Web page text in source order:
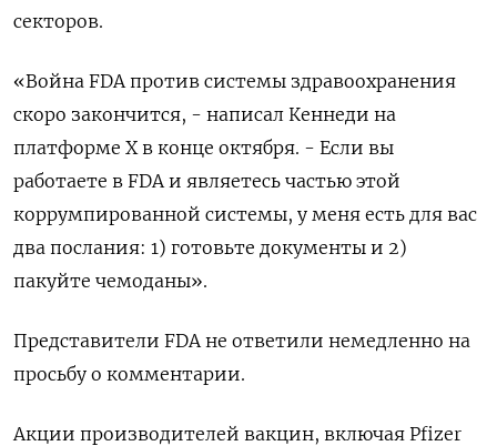
секторов.
«Война FDA против системы здравоохранения
скоро закончится, - написал Кеннеди на
платформе X в конце октября. - Если вы
работаете в FDA и являетесь частью этой
коррумпированной системы, у меня есть для вас
два послания: 1) готовьте документы и 2)
пакуйте чемоданы».
Представители FDA не ответили немедленно на
просьбу о комментарии.
Акции производителей вакцин, включая Pfizer